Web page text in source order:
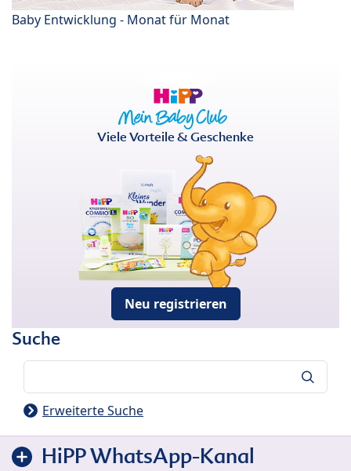
Baby Entwicklung - Monat für Monat
Viele Vorteile & Geschenke
Neu registrieren
Suche
Erweiterte Suche
HiPP WhatsApp-Kanal